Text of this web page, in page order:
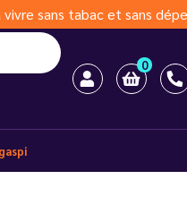
sans tabac et sans
0